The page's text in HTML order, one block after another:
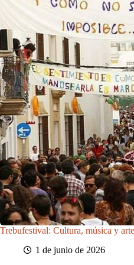
Trebufestival: Cultura, música y
1 de junio de 2026